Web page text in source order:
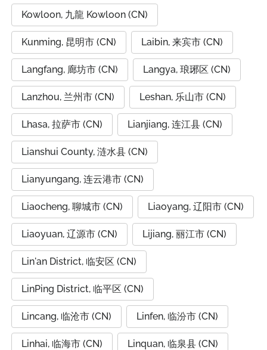
Kowloon, 九龍 Kowloon (CN)
Kunming, 昆明市 (CN) Laibin, 来宾市 (CN)
Langfang, 廊坊市 (CN) Langya, 琅琊区 (CN)
Lanzhou, 兰州市 (CN) Leshan, 乐山市 (CN)
Lhasa, 拉萨市 (CN) Lianjiang, 连江县 (CN)
Lianshui County, 涟水县 (CN)
Lianyungang, 连云港市 (CN)
Liaocheng, 聊城市 (CN) Liaoyang, 辽阳市 (CN)
Liaoyuan, 辽源市 (CN) Lijiang, 丽江市 (CN)
Lin'an District, 临安区 (CN)
LinPing District, 临平区 (CN)
Lincang, 临沧市 (CN) Linfen, 临汾市 (CN)
Linhai, 临海市 (CN) Linquan, 临泉县 (CN)